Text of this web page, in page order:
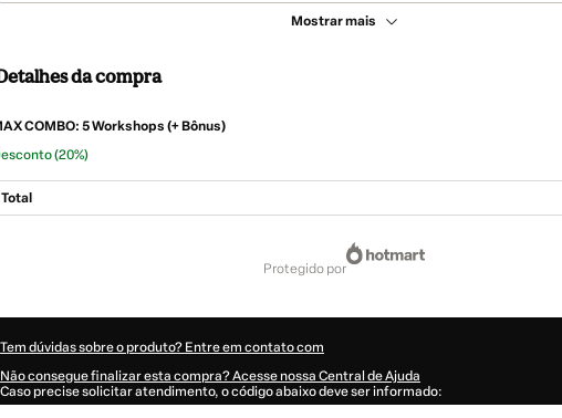
Mostrar mais
da compra
COMBO: 5 Workshops (+ Bônus)
(20%)
Total
protegido por
Tem dúvidas sobre o produto? Entre em contato com
Não consegue finalizar esta compra? Acesse nossa Central de Ajuda
Caso precise solicitar atendimento, o código abaixo deve ser informado: